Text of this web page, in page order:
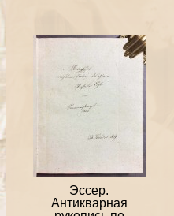
Эссер.
Антикварная